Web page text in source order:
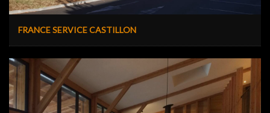
FRANCE SERVICE CASTILLON